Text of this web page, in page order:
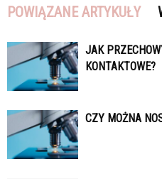
POWIĄZANE ARTYKUŁY
JAK
KONTAKTOWE?
CZY MOŻNA